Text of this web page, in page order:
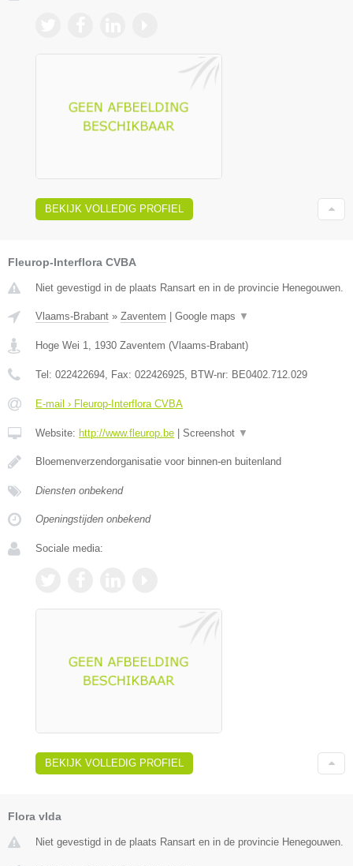
BEKIJK VOLLEDIG PROFIEL
Fleurop-Interflora CVBA
Niet gevestigd in de plaats Ransart en in de provincie Henegouwen.
Vlaams-Brabant » Zaventem | Google maps ▼
Hoge Wei 1 1930 Zaventem (Vlaams-Brabant)
Tel: 022422694 , Fax: 022426925 , BTW-nr: BE0402.712.029
E-mail › Fleurop-Interflora CVBA
Website: http://www.fleurop.be | Screenshot ▼
Bloemenverzendorganisatie voor binnen-en buitenland
Diensten onbekend
Openingstijden onbekend
Sociale media:
BEKIJK VOLLEDIG PROFIEL
Flora vIda
Niet gevestigd in de plaats Ransart en in de provincie Henegouwen.